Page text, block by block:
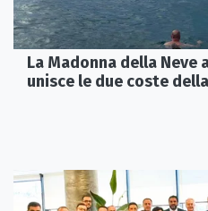
La Madonna della Neve
unisce le due coste